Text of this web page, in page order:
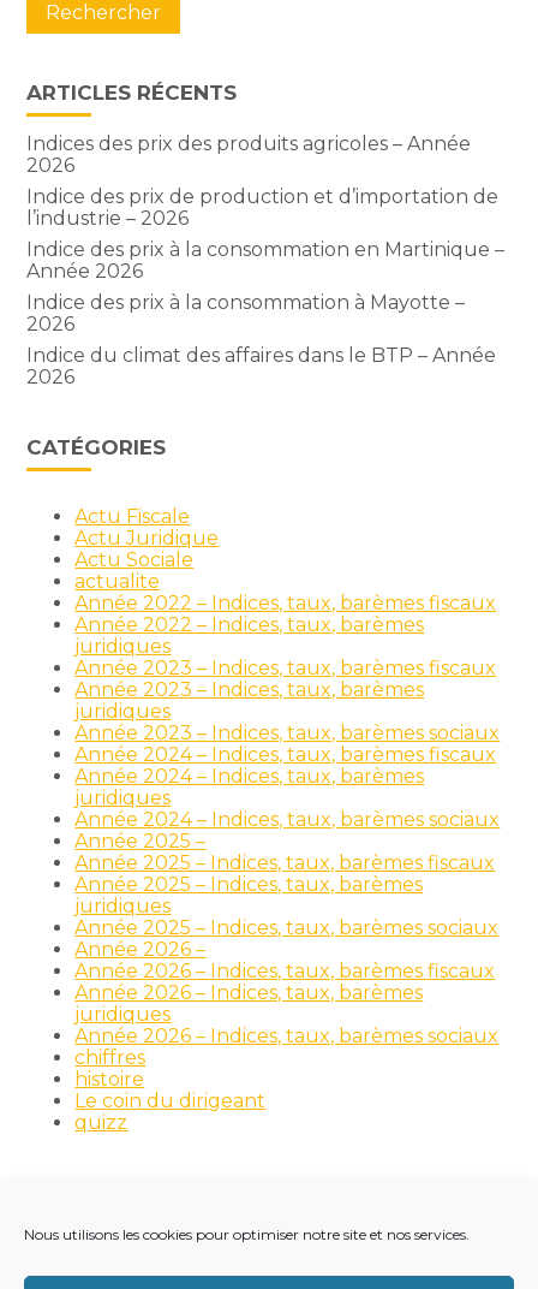
Nous utilisons les cookies pour optimiser notre site et nos services.
ARTICLES RÉCENTS
Indices des prix des produits agricoles – Année
2026
Indice des prix de production et d’importation de
l’industrie – 2026
Indice des prix à la consommation en Martinique –
Année 2026
Indice des prix à la consommation à Mayotte –
2026
Indice du climat des affaires dans le BTP – Année
2026
CATÉGORIES
Actu Fiscale
Actu Juridique
Actu Sociale
actualite
Année 2022 – Indices, taux, barèmes fiscaux
Année 2022 – Indices, taux, barèmes
juridiques
Année 2023 – Indices, taux, barèmes fiscaux
Année 2023 – Indices, taux, barèmes
juridiques
Année 2023 – Indices, taux, barèmes sociaux
Année 2024 – Indices, taux, barèmes fiscaux
Année 2024 – Indices, taux, barèmes
juridiques
Année 2024 – Indices, taux, barèmes sociaux
Année 2025 –
Année 2025 – Indices, taux, barèmes fiscaux
Année 2025 – Indices, taux, barèmes
juridiques
Année 2025 – Indices, taux, barèmes sociaux
Année 2026 –
Année 2026 – Indices, taux, barèmes fiscaux
Année 2026 – Indices, taux, barèmes
juridiques
Année 2026 – Indices, taux, barèmes sociaux
chiffres
histoire
Le coin du dirigeant
quizz
Principale